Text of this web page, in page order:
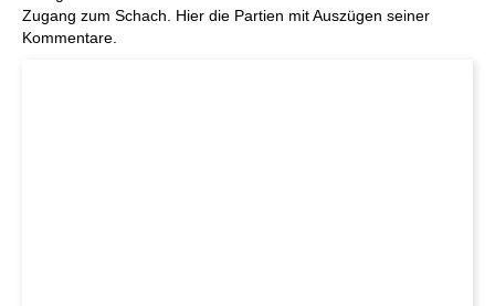
Zugang zum Schach. Hier die Partien mit Auszügen seiner
Kommentare.